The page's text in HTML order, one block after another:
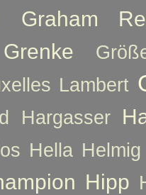
Graham
Grenke
Lambert
Hargasser
Hella Helmig
Hipp